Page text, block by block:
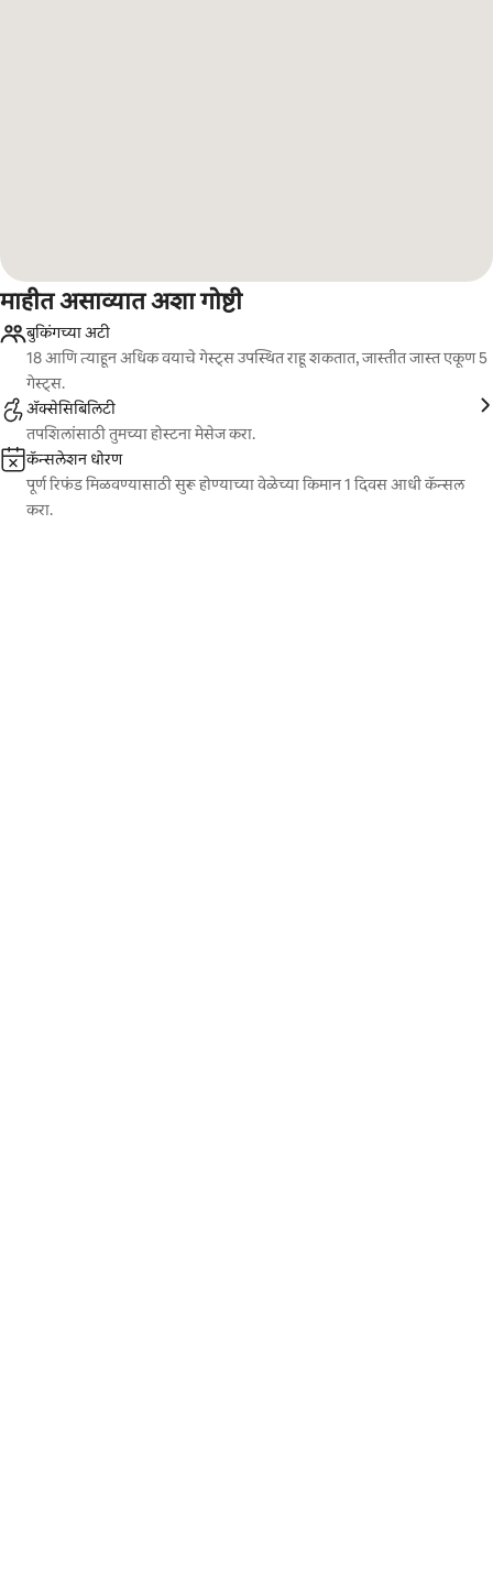
माहीत असाव्यात अशा गोष्टी
बुकिंगच्या अटी
18 आणि त्याहून अधिक वयाचे गेस्ट्स उपस्थित राहू शकतात, जास्तीत जास्त एकूण 5
गेस्ट्स.
ॲक्सेसिबिलिटी
तपशिलांसाठी तुमच्या होस्टना मेसेज करा.
कॅन्सलेशन धोरण
पूर्ण रिफंड मिळवण्यासाठी सुरू होण्याच्या वेळेच्या किमान 1 दिवस आधी कॅन्सल
करा.